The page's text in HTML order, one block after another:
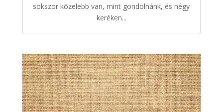
sokszor közelebb van, mint gondolnánk, és négy
keréken...